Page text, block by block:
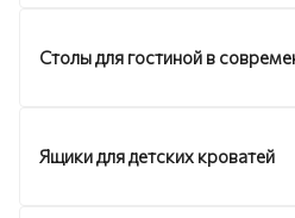
Столы для гостиной в
Ящики для детских кроватей